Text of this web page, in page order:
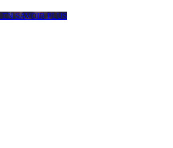
EN SAVOIR PLUS